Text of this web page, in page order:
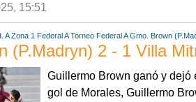
15:51
A Zona 1 Federal A Torneo Federal A Gmo. Brown
(P.Madryn) 2 - 1 Villa
Guillermo Brown ganó y dejó
gol de Morales, Guillermo